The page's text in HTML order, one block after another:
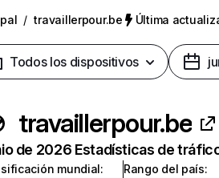
/ travaillerpour.be Última
Todos los dispositivos
travaillerpour.be
de 2026 Estadísticas de
mundial:
Rango del país: